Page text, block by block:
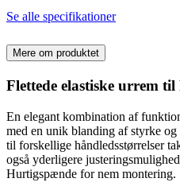
Se alle specifikationer
Mere om produktet
Flettede elastiske urrem
En elegant kombination af
med en unik blanding af styrke
til forskellige håndledsstørrelser
også yderligere
Hurtigspænde for nem montering.